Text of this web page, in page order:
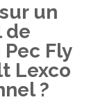
un
de
Fly
Lexco
?